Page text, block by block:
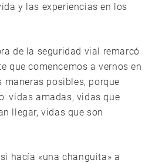
y las experiencias en los
de la seguridad vial remarcó
que comencemos a vernos en
posibles, porque
vidas amadas, vidas que
llegar, vidas que son
hacía «una changuita» a